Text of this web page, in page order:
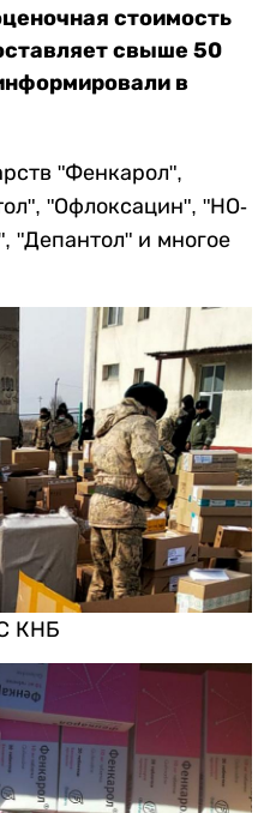
стоимость
свыше 50
в
"Фенкарол",
"Офлоксацин", "НО-
и многое
КНБ